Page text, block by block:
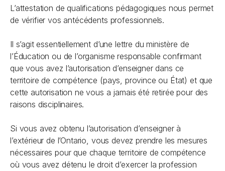
L’attestation de qualifications pédagogiques nous permet
de vérifier vos antécédents professionnels.
Il s’agit essentiellement d’une lettre du ministère de
l’Éducation ou de l’organisme responsable confirmant
que vous avez l’autorisation d’enseigner dans ce
territoire de compétence (pays, province ou État) et que
cette autorisation ne vous a jamais été retirée pour des
raisons disciplinaires.
Si vous avez obtenu l’autorisation d’enseigner à
l’extérieur de l’Ontario, vous devez prendre les mesures
nécessaires pour que chaque territoire de compétence
où vous avez détenu le droit d’exercer la profession